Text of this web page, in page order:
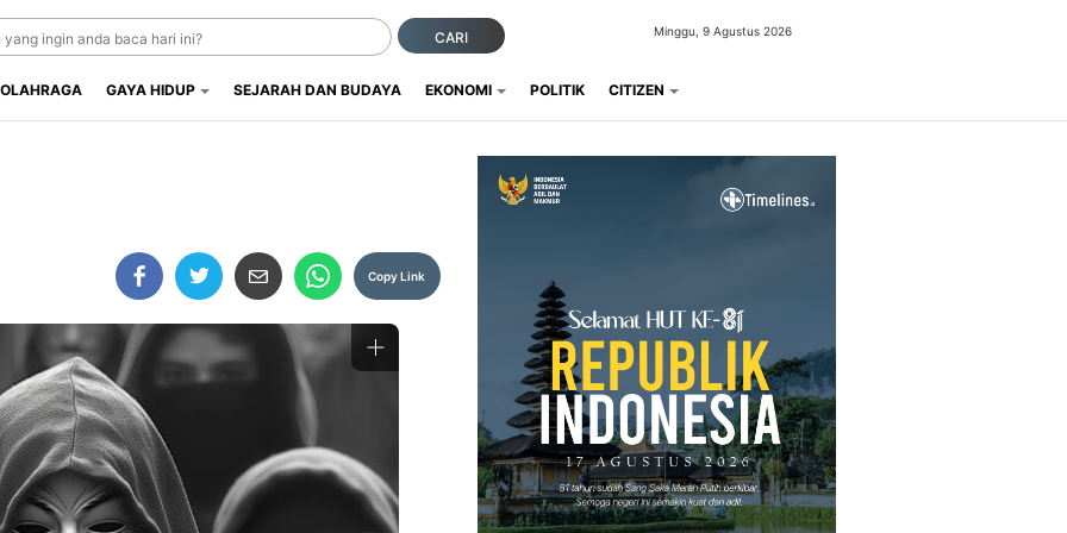
CARI Minggu, 9 Agustus 2026
OLAHRAGA GAYA HIDUP SEJARAH DAN BUDAYA EKONOMI POLITIK CITIZEN
Copy Link